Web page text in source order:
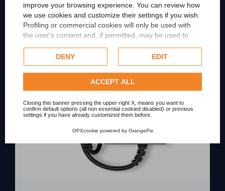
improve your browsing experience. You can review how
we use cookies and customize their settings if you wish.
Profiling or commercial cookies will only be used with
the user's consent and, if permitted, may be used to
Google uses collected data, please refer toGoogle's
Privacy Policy.
Check our extended cookie policy.
DENY EDIT
ACCEPT ALL
Closing this banner pressing the upper-right X, means you want to
confirm default options (all non essential cookied disabled) or previous
settings if you have already customized them before.
OPXcookie powered by OrangePix